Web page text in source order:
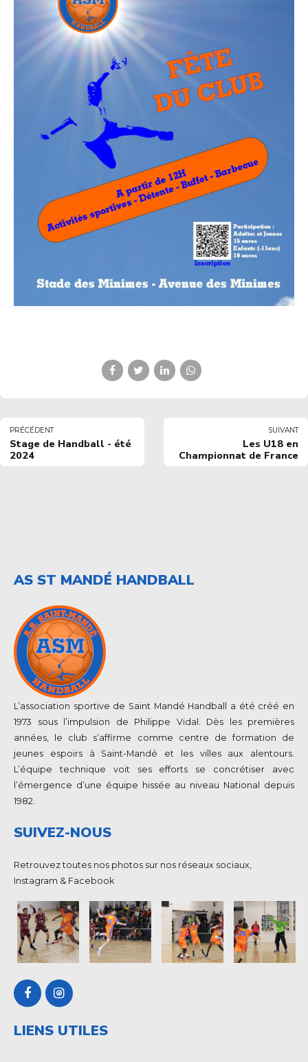
PRÉCÉDENT
Stage de Handball - été
2024
SUIVANT
Les U18 en
Championnat de France
AS ST MANDÉ HANDBALL
L’association sportive de Saint Mandé Handball a été créé en
1973 sous l’impulsion de Philippe Vidal. Dès les premières
années, le club s’affirme comme centre de formation de
jeunes espoirs à Saint-Mandé et les villes aux alentours.
L’équipe technique voit ses efforts se concrétiser avec
l’émergence d’une équipe hissée au niveau National depuis
1982.
SUIVEZ-NOUS
Retrouvez toutes nos photos sur nos réseaux sociaux,
Instagram & Facebook
LIENS UTILES